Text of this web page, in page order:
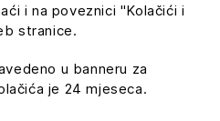
i na poveznici "Kolačići i
stranice.
u banneru za
je 24 mjeseca.